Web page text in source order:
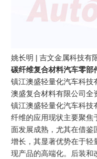
姚长明 | 吉文金属科技有
碳纤维复合材料汽车零部
镇江澳盛轻量化汽车科技
澳盛复合材料有限公司全
镇江澳盛轻量化汽车科技
纤维的应用现状主要聚焦
面发展成熟，尤其在借鉴
增长，其显著优势在于轻
现产品的高端化。后装和